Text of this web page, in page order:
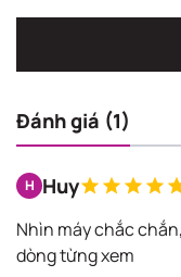
Đánh giá (1)
H Huy
Nhìn máy chắc
dòng từng xem